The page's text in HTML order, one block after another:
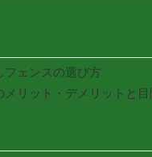
フェンスの選び方
メリット・デメリットと